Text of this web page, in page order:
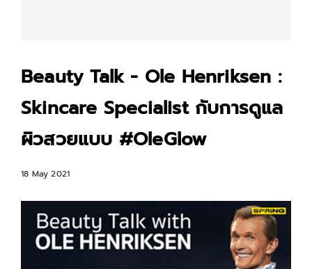
Beauty Talk - Ole Henriksen :
Skincare Specialist กับการดูแล
ผิวสวยแบบ #OleGlow
18 May 2021